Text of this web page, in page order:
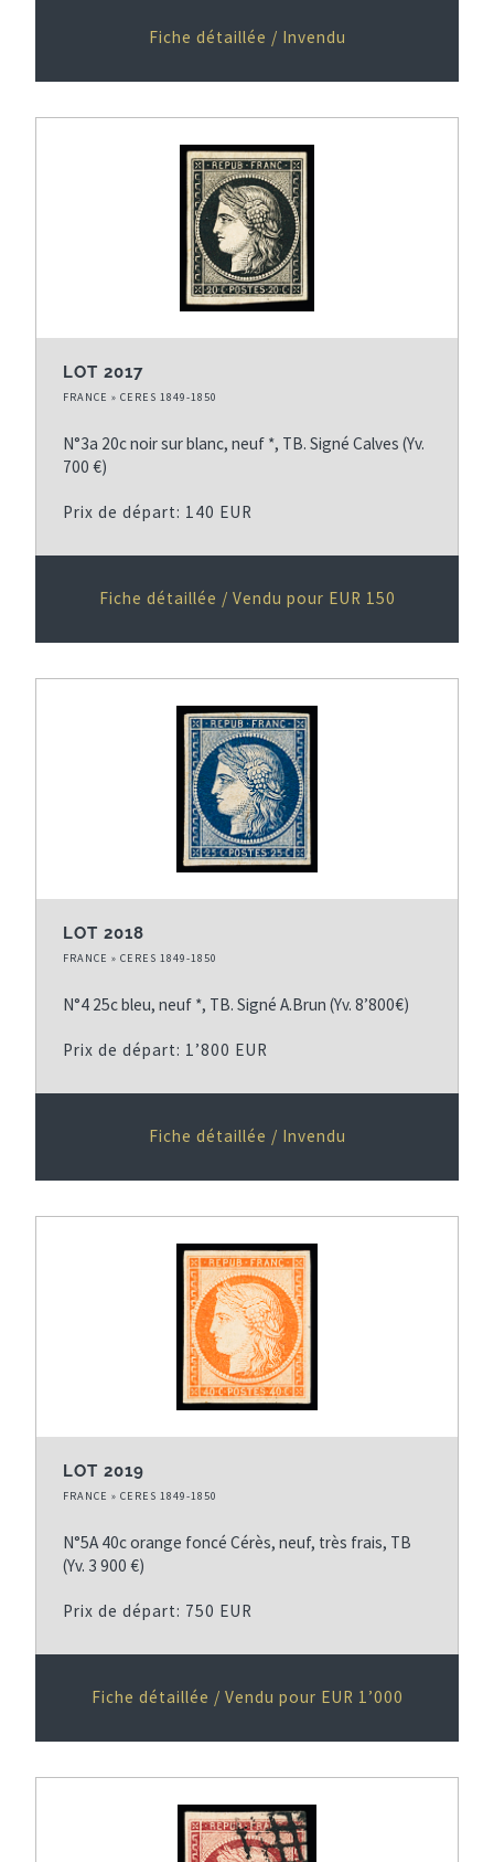
Fiche détaillée / Invendu
LOT 2017
FRANCE » CERES 1849-1850
N°3a 20c noir sur blanc, neuf *, TB. Signé Calves (Yv.
700 €)
Prix de départ: 140 EUR
Fiche détaillée / Vendu pour EUR 150
LOT 2018
FRANCE » CERES 1849-1850
N°4 25c bleu, neuf *, TB. Signé A.Brun (Yv. 8’800€)
Prix de départ: 1’800 EUR
Fiche détaillée / Invendu
LOT 2019
FRANCE » CERES 1849-1850
N°5A 40c orange foncé Cérès, neuf, très frais, TB
(Yv. 3 900 €)
Prix de départ: 750 EUR
Fiche détaillée / Vendu pour EUR 1’000